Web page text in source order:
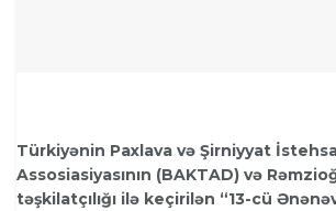
Türkiyənin Paxlava və Şirniyyat
Assosiasiyasının (BAKTAD) və
təşkilatçılığı ilə keçirilən “13-cü